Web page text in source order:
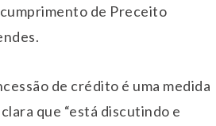
de Preceito
de crédito é uma medida
que “está discutindo e